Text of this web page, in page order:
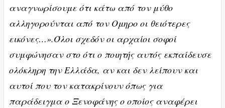
αναγνωρίσουμε ότι κάτω από τον μύθο
αλληγορούνται από τον Ομηρο οι θειότερες
εικόνες…».Όλοι σχεδόν οι αρχαίοι σοφοί
συμφώνησαν στο ότι ο ποιητής αυτός εκπαίδευσε
ολόκληρη την Ελλάδα, αν και δεν λείπουν και
αυτοί που τον κατακρίνουν όπως για
παράδειγμα ο Ξενοφάνης ο οποίος αναφέρει